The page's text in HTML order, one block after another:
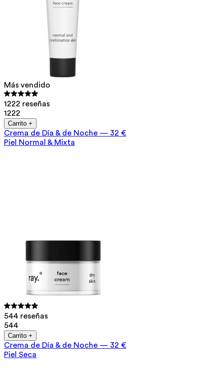
Más vendido
1222 reseñas
1222
Carrito +
Crema de Día & de Noche — 32 €
Piel Normal & Mixta
544 reseñas
544
Carrito +
Crema de Día & de Noche — 32 €
Piel Seca